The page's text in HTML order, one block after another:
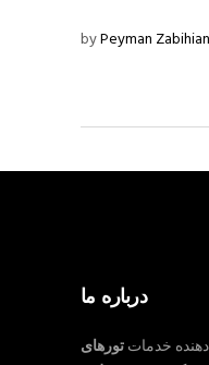
byPeyman Zabihian
درباره ما
دهنده خدماتتورهای